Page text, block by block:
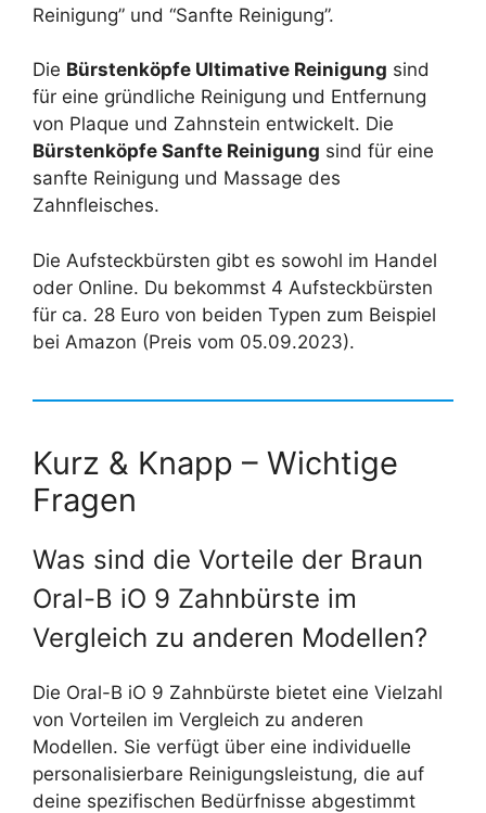
Reinigung” und “Sanfte Reinigung”.
Die Bürstenköpfe Ultimative Reinigung sind
für eine gründliche Reinigung und Entfernung
von Plaque und Zahnstein entwickelt. Die
Bürstenköpfe Sanfte Reinigung sind für eine
sanfte Reinigung und Massage des
Zahnfleisches.
Die Aufsteckbürsten gibt es sowohl im Handel
oder Online. Du bekommst 4 Aufsteckbürsten
für ca. 28 Euro von beiden Typen zum Beispiel
bei Amazon (Preis vom 05.09.2023).
Kurz & Knapp – Wichtige
Fragen
Was sind die Vorteile der Braun
Oral-B iO 9 Zahnbürste im
Vergleich zu anderen Modellen?
Die Oral-B iO 9 Zahnbürste bietet eine Vielzahl
von Vorteilen im Vergleich zu anderen
Modellen. Sie verfügt über eine individuelle
personalisierbare Reinigungsleistung, die auf
deine spezifischen Bedürfnisse abgestimmt